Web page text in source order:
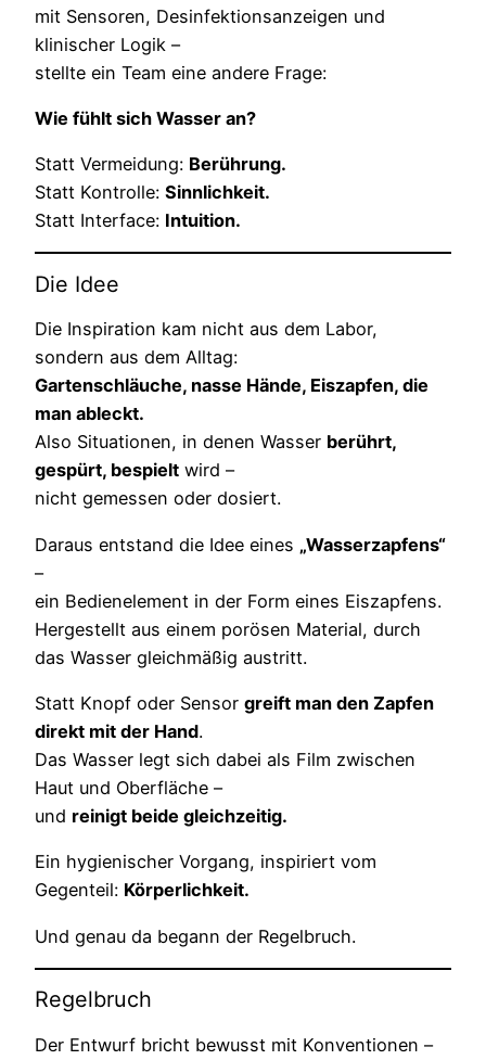
mit Sensoren, Desinfektionsanzeigen und
klinischer Logik –
stellte ein Team eine andere Frage:
Wie fühlt sich Wasser an?
Statt Vermeidung: Berührung.
Statt Kontrolle: Sinnlichkeit.
Statt Interface: Intuition.
Die Idee
Die Inspiration kam nicht aus dem Labor,
sondern aus dem Alltag:
Gartenschläuche, nasse Hände, Eiszapfen, die
man ableckt.
Also Situationen, in denen Wasser berührt,
gespürt, bespielt wird –
nicht gemessen oder dosiert.
Daraus entstand die Idee eines „Wasserzapfens“
–
ein Bedienelement in der Form eines Eiszapfens.
Hergestellt aus einem porösen Material, durch
das Wasser gleichmäßig austritt.
Statt Knopf oder Sensor greift man den Zapfen
direkt mit der Hand.
Das Wasser legt sich dabei als Film zwischen
Haut und Oberfläche –
und reinigt beide gleichzeitig.
Ein hygienischer Vorgang, inspiriert vom
Gegenteil: Körperlichkeit.
Und genau da begann der Regelbruch.
Regelbruch
Der Entwurf bricht bewusst mit Konventionen –